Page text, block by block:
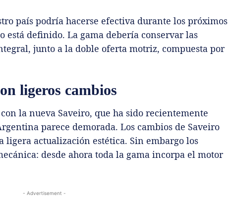
país podría hacerse efectiva durante los próximos
está definido. La gama debería conservar las
junto a la doble oferta motriz, compuesta por
ligeros cambios
la nueva Saveiro, que ha sido recientemente
parece demorada. Los cambios de Saveiro
ligera actualización estética. Sin embargo los
desde ahora toda la gama incorpa el motor
- Advertisement -